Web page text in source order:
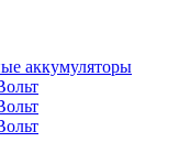
аккумуляторы